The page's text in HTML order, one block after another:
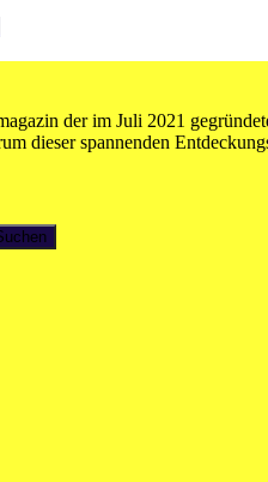
der im Juli 2021
dieser spannenden